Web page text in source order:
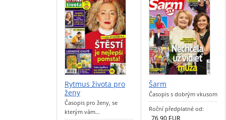
Rytmus života pro
ženy
Časopis pro ženy, se
kterým vám…
Šarm
Časopis s dobrým vkusom
Roční předplatné od:
76,90 EUR